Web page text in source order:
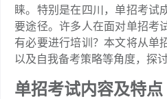
睐。特别是在四川，单招考试
要途径。许多人在面对单招考
有必要进行培训？本文将从单
以及自我备考策略等角度，探
单招考试内容及特点